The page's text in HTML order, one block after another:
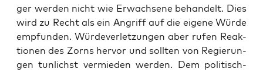
ger wer­den nicht wie Erwach­se­ne behan­delt. Dies
wird zu Recht als ein Angriff auf die eige­ne Wür­de
emp­fun­den. Wür­de­ver­let­zun­gen aber rufen Reak­
tio­nen des Zorns her­vor und soll­ten von Regie­run­
gen tun­lichst ver­mie­den wer­den. Dem poli­tisch-